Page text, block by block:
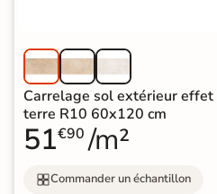
Carrelage sol extérieur
terre R10 60x120 cm
51€90 /m²
Commander un échantillon